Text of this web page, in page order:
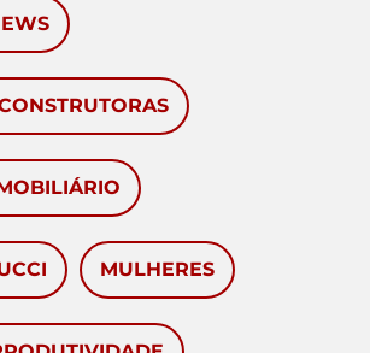
MULHERES